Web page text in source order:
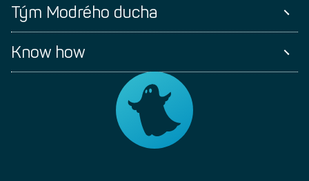
Tým Modrého ducha
Know how